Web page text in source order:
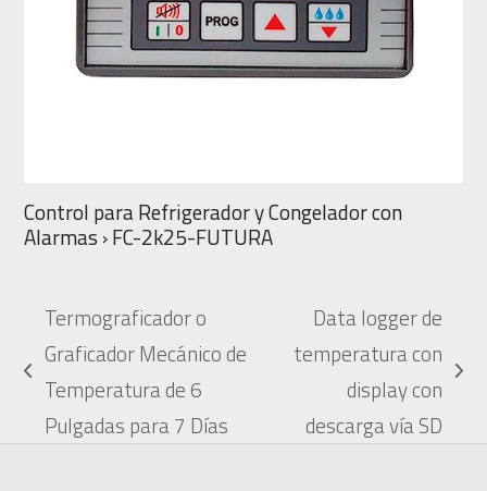
Control para Refrigerador y Congelador con
Alarmas › FC-2k25-FUTURA
previous
post:
Termograficador o
Graficador Mecánico de
Temperatura de 6
Pulgadas para 7 Días
post:
Data logger de
temperatura con
display con
descarga vía SD